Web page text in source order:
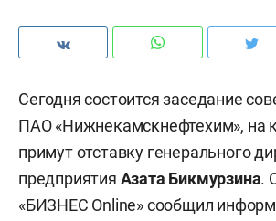
Сегодня состоится заседание
ПАО «Нижнекамскнефтехим», на
примут отставку генерального
предприятия Азата Бикмурзина.
«БИЗНЕС Online» сообщил